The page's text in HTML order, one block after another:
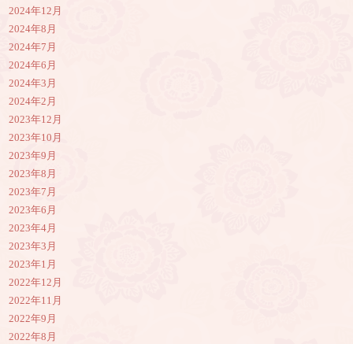
2024年12月
2024年8月
2024年7月
2024年6月
2024年3月
2024年2月
2023年12月
2023年10月
2023年9月
2023年8月
2023年7月
2023年6月
2023年4月
2023年3月
2023年1月
2022年12月
2022年11月
2022年9月
2022年8月